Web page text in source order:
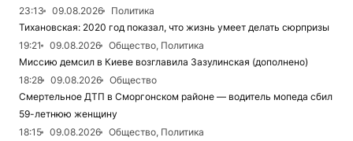
23:13
09.08.2026
Политика
Тихановская: 2020 год показал, что жизнь умеет делать сюрпризы
19:21
09.08.2026
Общество, Политика
Миссию демсил в Киеве возглавила Зазулинская (дополнено)
18:28
09.08.2026
Общество
Смертельное ДТП в Сморгонском районе — водитель мопеда сбил
59-летнюю женщину
18:15
09.08.2026
Общество, Политика